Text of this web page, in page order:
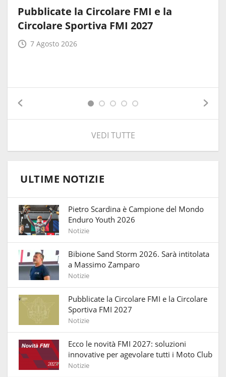
Pubblicate la Circolare FMI e la
Circolare Sportiva FMI 2027
7 Agosto 2026
VEDI TUTTE
ULTIME NOTIZIE
Pietro Scardina è Campione del Mondo
Enduro Youth 2026
Notizie
Bibione Sand Storm 2026. Sarà intitolata
a Massimo Zamparo
Notizie
Pubblicate la Circolare FMI e la Circolare
Sportiva FMI 2027
Notizie
Ecco le novità FMI 2027: soluzioni
innovative per agevolare tutti i Moto Club
Notizie